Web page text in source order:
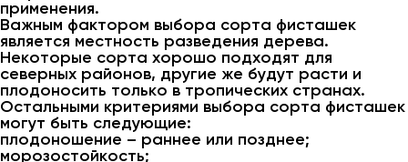
применения.
Важным фактором выбора сорта фисташек
является местность разведения дерева.
Некоторые сорта хорошо подходят для
северных районов, другие же будут расти и
плодоносить только в тропических странах.
Остальными критериями выбора сорта фисташек
могут быть следующие:
плодоношение – раннее или позднее;
морозостойкость;